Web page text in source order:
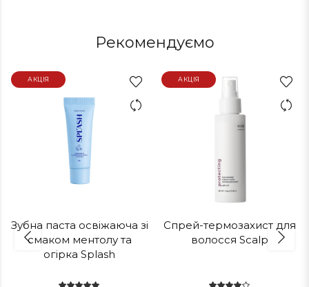
Рекомендуємо
АКЦІЯ
Зубна паста освіжаюча зі
смаком ментолу та
огірка Splash
АКЦІЯ
Спрей-термозахист для
волосся Scalp